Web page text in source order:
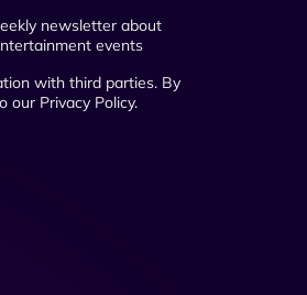
newsletter about
events
with third parties. By
our Privacy Policy.